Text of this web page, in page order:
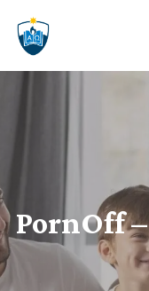
PornOff